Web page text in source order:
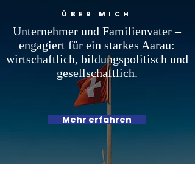
ÜBER MICH
Unternehmer und Familienvater –
engagiert für ein starkes Aarau:
wirtschaftlich, bildungspolitisch und
gesellschaftlich.
Mehr erfahren